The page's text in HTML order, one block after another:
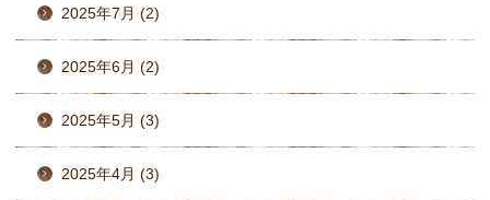
2025年7月 (2)
2025年6月 (2)
2025年5月 (3)
2025年4月 (3)